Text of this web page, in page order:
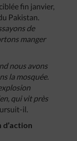
fin janvier,
Pakistan.
de
manger
nous avons
la mosquée.
qui vit près
il.